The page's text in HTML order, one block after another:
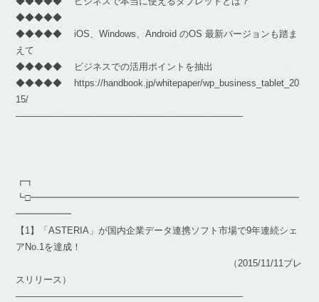
◆◆◆◆◆
◆◆◆◆◆ iOS、Windows、Android のOS 最新バージョンも踏ま
えて
◆◆◆◆◆ ビジネスでの活用ポイントを抽出
◆◆◆◆◆ https://handbook.jp/whitepaper/wp_business_tablet_20
15/
————————————————————————–
┏┓
┗□━━━━━━━━━━━━━━━━━━━━━━━━━━━━━
━━━━━━
【1】「ASTERIA」が国内企業データ連携ソフト市場で9年連続シェ
アNo.1を達成！
（2015/11/11プレ
スリリース）
————————————————————————–